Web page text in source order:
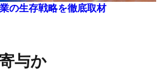
の生存戦略を徹底取材
与か